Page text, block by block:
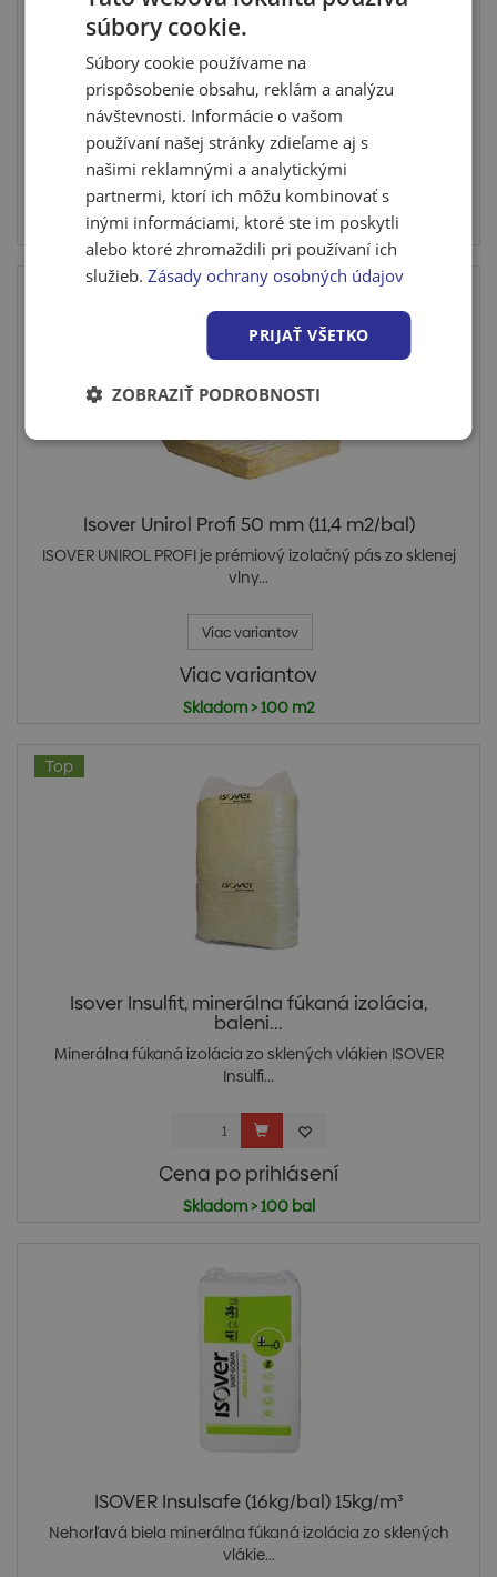
Knauf - Akustik Board 100x600x1250 mm
Izolačný materiál je vyrobený z minerálnych vlákien
technoló...
Cena po prihlásení
Skladom > 10 m2
Isover Unirol Profi 50 mm (11,4 m2/bal)
ISOVER UNIROL PROFI je prémiový izolačný pás zo sklenej
vlny...
Viac variantov
Viac variantov
Skladom > 100 m2
Top
Isover Insulfit, minerálna fúkaná izolácia,
baleni...
Minerálna fúkaná izolácia zo sklených vlákien ISOVER
Insulfi...
Cena po prihlásení
Skladom > 100 bal
ISOVER Insulsafe (16kg/bal) 15kg/m³
Nehorľavá biela minerálna fúkaná izolácia zo sklených
vlákie...
súbory cookie.
Súbory cookie používame na
prispôsobenie obsahu, reklám a analýzu
návštevnosti. Informácie o vašom
používaní našej stránky zdieľame aj s
našimi reklamnými a analytickými
partnermi, ktorí ich môžu kombinovať s
inými informáciami, ktoré ste im poskytli
alebo ktoré zhromaždili pri používaní ich
služieb.Zásady ochrany osobných údajov
PRIJAŤ VŠETKO
ZOBRAZIŤ PODROBNOSTI